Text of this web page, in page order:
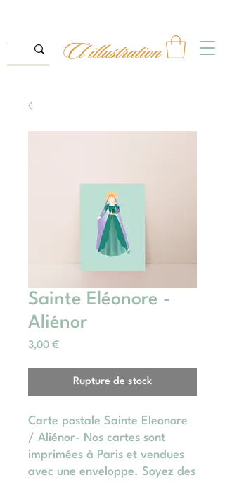
Sainte Eléonore -
Aliénor
3,00 €Prix
Rupture de stock
Carte postale Sainte Eleonore
/ Aliénor- Nos cartes sont
imprimées à Paris et vendues
avec une enveloppe. Soyez des